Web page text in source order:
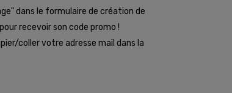
dans le formulaire de création de
recevoir son code promo !
coller votre adresse mail dans la